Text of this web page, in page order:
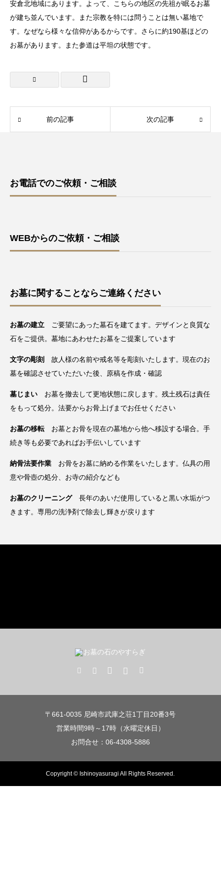
安倉北地域にあります。よって、こちらの地区の先祖が眠るお墓
が建ち並んでいます。また宗教を特には問うことは無い墓地で
す。なぜなら様々な信仰があるからです。さらに約190基ほどの
お墓があります。また参道は平坦の状態です。
前の記事 次の記事
お電話でのご依頼・ご相談
WEBからのご依頼・ご相談
お墓に関することならご連絡ください
お墓の建立 ご要望にあった墓石を建てます。デザインと良質な
石をご提供。墓地にあわせたお墓をご提案しています
文字の彫刻
故人様の名前や戒名等を彫刻いたします。現在のお
墓を確認させていただいた後、原稿を作成・確認
墓じまい お墓を撤去して更地状態に戻します。残土残石は責任
をもって処分。法要からお骨上げまでお任せください
お墓の移転お墓とお骨を現在の墓地から他へ移設する場合。手
続き等も必要であればお手伝いしています
納骨法要作業 お骨をお墓に納める作業をいたします。仏具の用
意や骨壺の処分、お寺の紹介なども
お墓のクリーニング長年のあいだ使用していると黒い水垢がつ
きます。専用の洗浄剤で除去し輝きが戻ります
〒661-0035 尼崎市武庫之荘1丁目20番3号
営業時間9時～17時（水曜定休日）
お問合せ：06-4308-5886
Copyright © Ishinoyasuragi All Rights Reserved.